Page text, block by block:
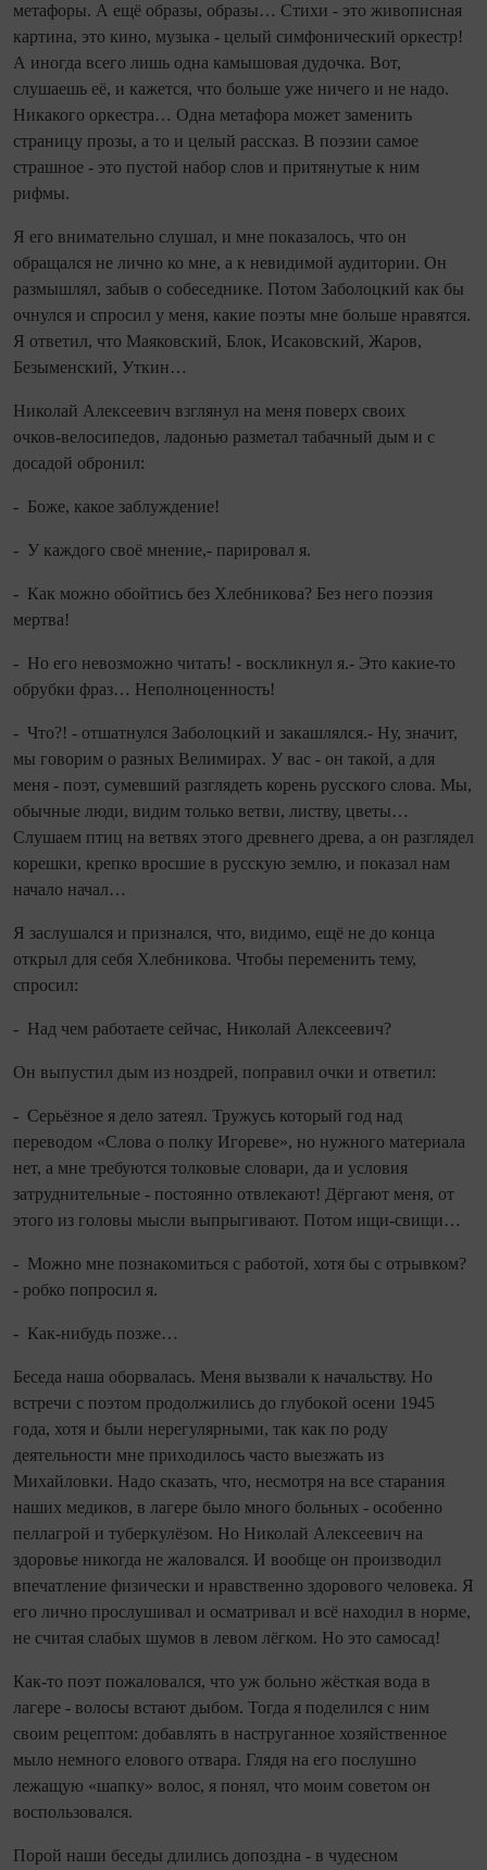
метафоры. А ещё образы, образы… Стихи - это живописная
картина, это кино, музыка - целый симфонический оркестр!
А иногда всего лишь одна камышовая дудочка. Вот,
слушаешь её, и кажется, что больше уже ничего и не надо.
Никакого оркестра… Одна метафора может заменить
страницу прозы, а то и целый рассказ. В поэзии самое
страшное - это пустой набор слов и притянутые к ним
рифмы.
Я его внимательно слушал, и мне показалось, что он
обращался не лично ко мне, а к невидимой аудитории. Он
размышлял, забыв о собеседнике. Потом Заболоцкий как бы
очнулся и спросил у меня, какие поэты мне больше нравятся.
Я ответил, что Маяковский, Блок, Исаковский, Жаров,
Безыменский, Уткин…
Николай Алексеевич взглянул на меня поверх своих
очков‑велосипедов, ладонью разметал табачный дым и с
досадой обронил:
- Боже, какое заблуждение!
- У каждого своё мнение,- парировал я.
- Как можно обойтись без Хлебникова? Без него поэзия
мертва!
- Но его невозможно читать! - воскликнул я.- Это какие‑то
обрубки фраз… Неполноценность!
- Что?! - отшатнулся Заболоцкий и закашлялся.- Ну, значит,
мы говорим о разных Велимирах. У вас - он такой, а для
меня - поэт, сумевший разглядеть корень русского слова. Мы,
обычные люди, видим только ветви, листву, цветы…
Слушаем птиц на ветвях этого древнего древа, а он разглядел
корешки, крепко вросшие в русскую землю, и показал нам
начало начал…
Я заслушался и признался, что, видимо, ещё не до конца
открыл для себя Хлебникова. Чтобы переменить тему,
спросил:
- Над чем работаете сейчас, Николай Алексеевич?
Он выпустил дым из ноздрей, поправил очки и ответил:
- Серьёзное я дело затеял. Тружусь который год над
переводом «Слова о полку Игореве», но нужного материала
нет, а мне требуются толковые словари, да и условия
затруднительные - постоянно отвлекают! Дёргают меня, от
этого из головы мысли выпрыгивают. Потом ищи‑свищи…
- Можно мне познакомиться с работой, хотя бы с отрывком?
- робко попросил я.
- Как‑нибудь позже…
Беседа наша оборвалась. Меня вызвали к начальству. Но
встречи с поэтом продолжились до глубокой осени 1945
года, хотя и были нерегулярными, так как по роду
деятельности мне приходилось часто выезжать из
Михайловки. Надо сказать, что, несмотря на все старания
наших медиков, в лагере было много больных - особенно
пеллагрой и туберкулёзом. Но Николай Алексеевич на
здоровье никогда не жаловался. И вообще он производил
впечатление физически и нравственно здорового человека. Я
его лично прослушивал и осматривал и всё находил в норме,
не считая слабых шумов в левом лёгком. Но это самосад!
Как‑то поэт пожаловался, что уж больно жёсткая вода в
лагере - волосы встают дыбом. Тогда я поделился с ним
своим рецептом: добавлять в наструганное хозяйственное
мыло немного елового отвара. Глядя на его послушно
лежащую «шапку» волос, я понял, что моим советом он
воспользовался.
Порой наши беседы длились допоздна - в чудесном